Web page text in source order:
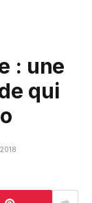
: une
qui